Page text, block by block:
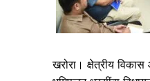
खरोरा। क्षेत्रीय